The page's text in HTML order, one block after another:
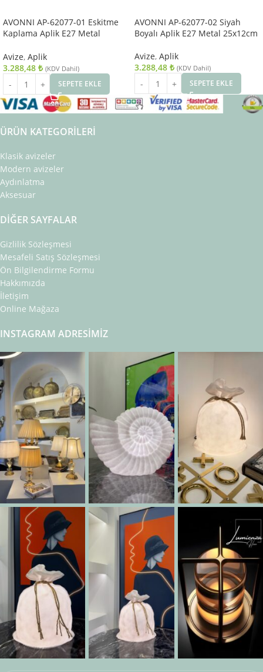
AVONNI AP-62077-01 Eskitme
Kaplama Aplik E27 Metal
Avize, Aplik
3.288,48 ₺ (KDV Dahil)
SEPETE EKLE
AVONNI AP-62077-02 Siyah
Boyalı Aplik E27 Metal 25x12cm
Avize, Aplik
3.288,48 ₺ (KDV Dahil)
SEPETE EKLE
ÜRÜN KATEGORILERI
Klasik avizeler
Modern avizeler
Aydınlatma
Aksesuar
DIĞER SAYFALAR
Gizlilik Sözleşmesi
Mesafeli Satış Sözleşmesi
Ön Bilgilendirme Formu
Hakkımızda
İletişim
Online Mağaza
INSTAGRAM ADRESIMIZ